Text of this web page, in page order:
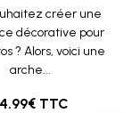
créer une
décorative pour
? Alors, voici une
arche...
TTC